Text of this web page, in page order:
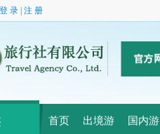
登 录 注 册
首页 出境游 国内游